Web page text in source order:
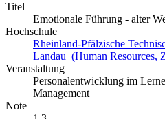
Titel
Emotionale Führung - alter
Hochschule
Rheinland-Pfälzische
Landau (Human Resources,
Veranstaltung
Personalentwicklung im
Management
Note